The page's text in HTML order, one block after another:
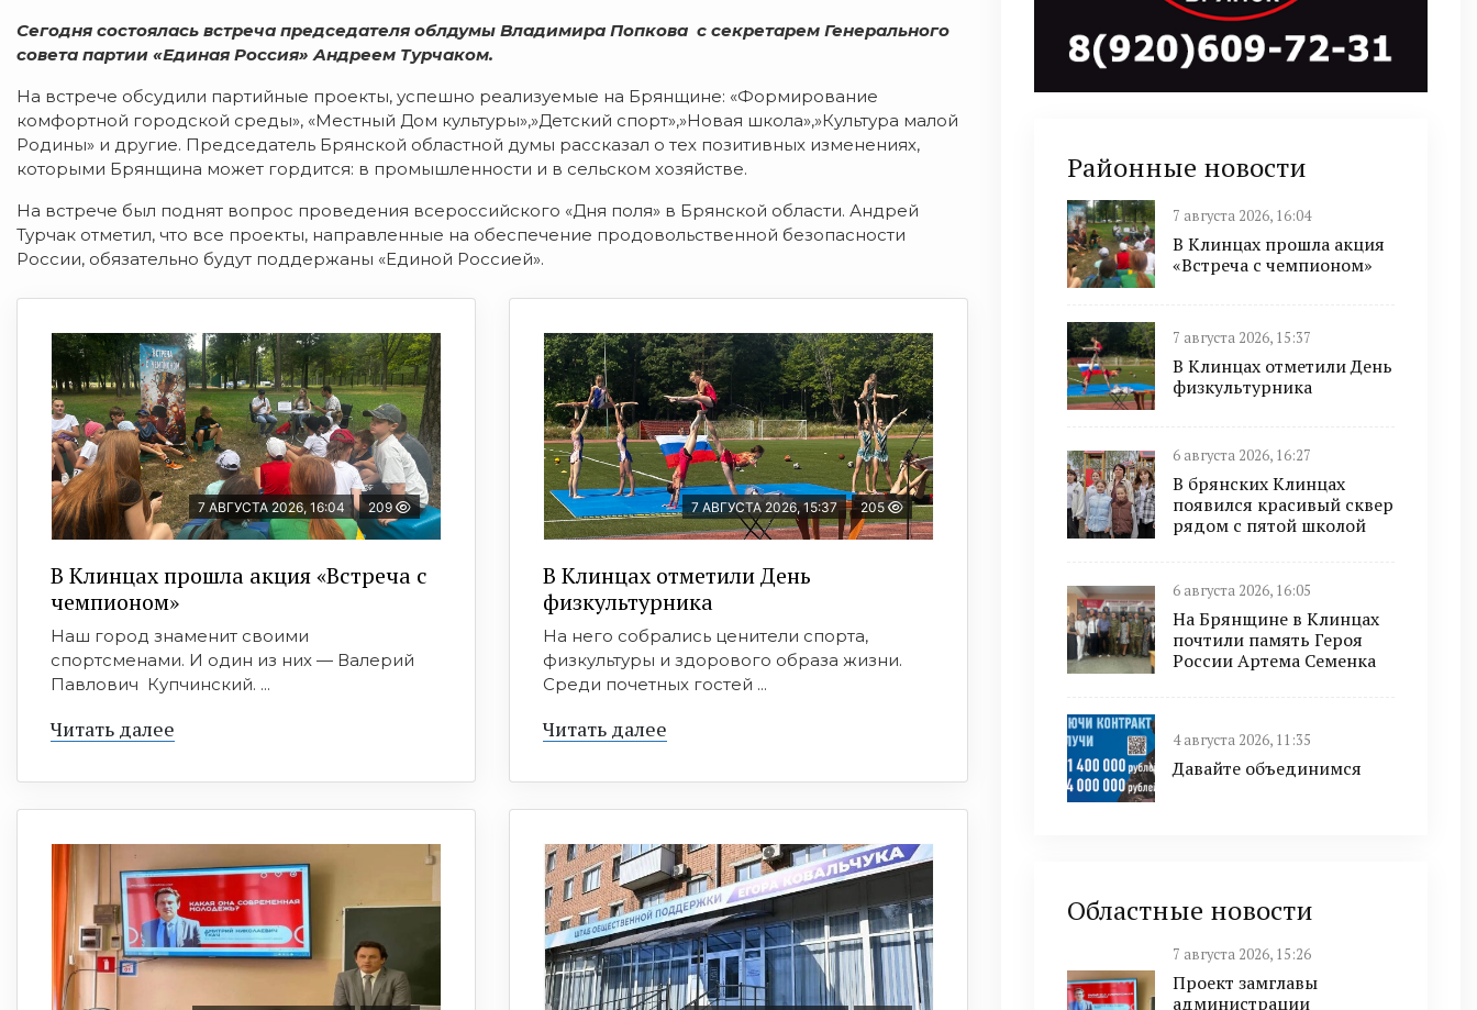
Сегодня состоялась встреча председателя облдумы Владимира Попкова с секретарем Генерального
совета партии «Единая Россия» Андреем Турчаком.
На встрече обсудили партийные проекты, успешно реализуемые на Брянщине: «Формирование
комфортной городской среды», «Местный Дом культуры»,»Детский спорт»,»Новая школа»,»Культура малой
Родины» и другие. Председатель Брянской областной думы рассказал о тех позитивных изменениях,
которыми Брянщина может гордится: в промышленности и в сельском хозяйстве.
На встрече был поднят вопрос проведения всероссийского «Дня поля» в Брянской области. Андрей
Турчак отметил, что все проекты, направленные на обеспечение продовольственной безопасности
России, обязательно будут поддержаны «Единой Россией».
7 АВГУСТА 2026, 16:04 209
В Клинцах прошла акция «Встреча с
чемпионом»
Наш город знаменит своими
спортсменами. И один из них — Валерий
Павлович Купчинский. ...
Читать далее
7 АВГУСТА 2026, 15:37 205
В Клинцах отметили День
физкультурника
На него собрались ценители спорта,
физкультуры и здорового образа жизни.
Среди почетных гостей ...
Читать далее
Районные новости
7 августа 2026, 16:04
В Клинцах прошла акция
«Встреча с чемпионом»
7 августа 2026, 15:37
В Клинцах отметили День
физкультурника
6 августа 2026, 16:27
В брянских Клинцах
появился красивый сквер
рядом с пятой школой
6 августа 2026, 16:05
На Брянщине в Клинцах
почтили память Героя
России Артема Семенка
4 августа 2026, 11:35
Давайте объединимся
Областные новости
7 августа 2026, 15:26
Проект замглавы
администрации